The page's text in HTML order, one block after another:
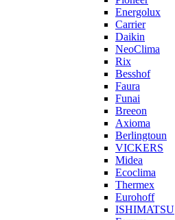
Energolux
Carrier
Daikin
NeoClima
Rix
Besshof
Faura
Funai
Breeon
Axioma
Berlingtoun
VICKERS
Midea
Ecoclima
Thermex
Eurohoff
ISHIMATSU